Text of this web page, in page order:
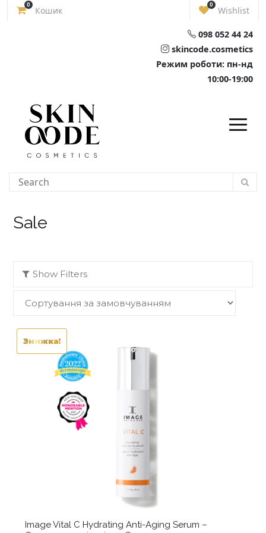
Skip
0
Кошик
0
Wishlist
098 052 44 24
skincode.cosmetics
Режим роботи: пн-нд
10:00-19:00
Sale
Show Filters
Знижка!
Image Vital C Hydrating Anti-Aging Serum –